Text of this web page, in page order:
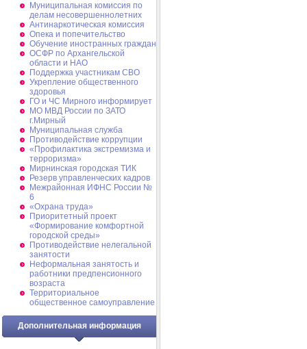
Муниципальная комиссия по
делам несовершеннолетних
Антинаркотическая комиссия
Опека и попечительство
Обучение иностранных граждан
ОСФР по Архангельской
области и НАО
Поддержка участникам СВО
Укрепление общественного
здоровья
ГО и ЧС Мирного информирует
МО МВД России по ЗАТО
г.Мирный
Муниципальная cлужба
Противодействие коррупции
«Профилактика экстремизма и
терроризма»
Мирнинская городская ТИК
Резерв управленческих кадров
Межрайонная ИФНС России №
6
«Охрана труда»
Приоритетный проект
«Формирование комфортной
городской среды»
Противодействие нелегальной
занятости
Неформальная занятость и
работники предпенсионного
возраста
Территориальное
общественное самоуправление
Дополнительная информация